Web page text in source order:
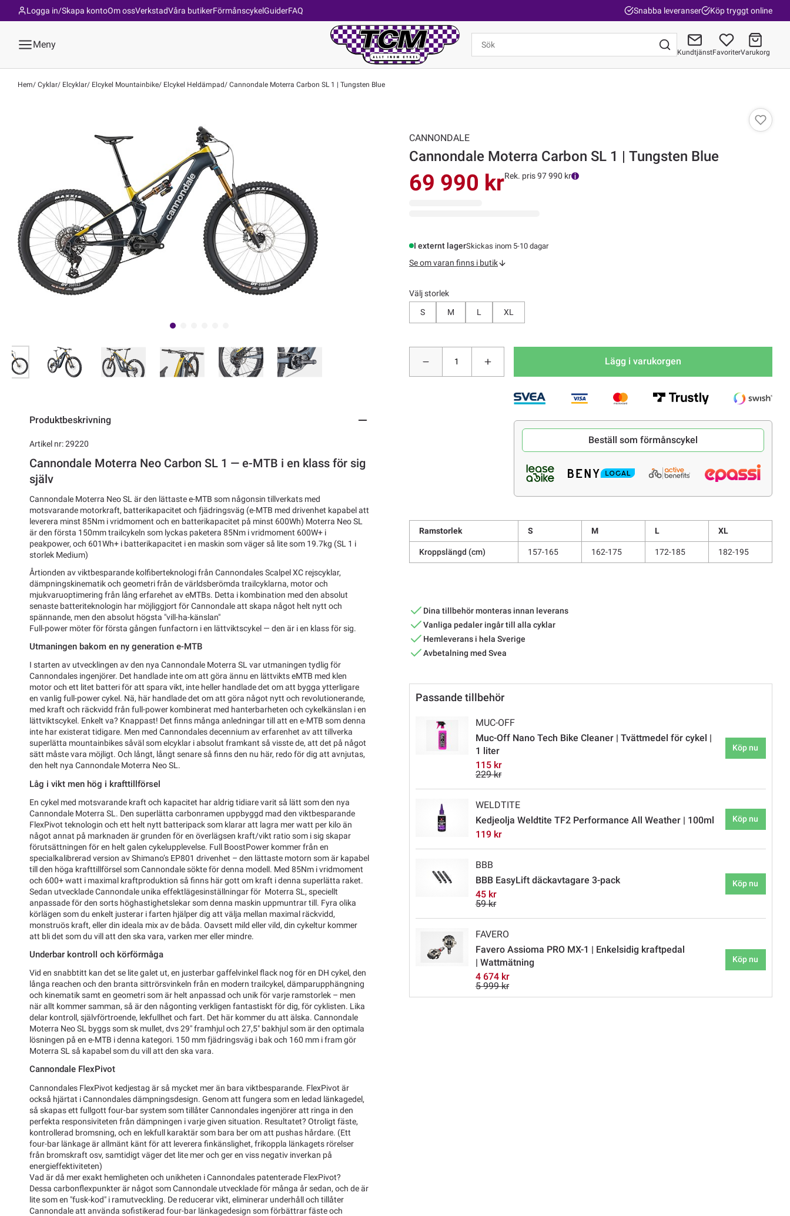
Om ossVerkstadVåra butikerFörmånscykelGuiderFAQ
Logga in/Skapa konto Snabba leveranser Köp tryggt online
Meny
KundtjänstFavoriterVarukorg
Hem Cyklar Elcyklar Elcykel Mountainbike Elcykel Heldämpad Cannondale Moterra Carbon SL 1 | Tungsten Blue
Produktbeskrivning
Artikel nr: 29220
Cannondale Moterra Neo Carbon SL 1 — e-MTB i en klass för sig
själv
Cannondale Moterra Neo SL är den lättaste e-MTB som någonsin tillverkats med
motsvarande motorkraft, batterikapacitet och fjädringsväg (e-MTB med drivenhet kapabel att
leverera minst 85Nm i vridmoment och en batterikapacitet på minst 600Wh) Moterra Neo SL
är den första 150mm trailcykeln som lyckas paketera 85Nm i vridmoment 600W+ i
peakpower, och 601Wh+ i batterikapacitet i en maskin som väger så lite som 19.7kg (SL 1 i
storlek Medium)
Årtionden av viktbesparande kolfiberteknologi från Cannondales Scalpel XC rejscyklar,
dämpningskinematik och geometri från de världsberömda trailcyklarna, motor och
mjukvaruoptimering från lång erfarehet av eMTBs. Detta i kombination med den absolut
senaste batteriteknologin har möjliggjort för Cannondale att skapa något helt nytt och
spännande, men den absolut högsta "vill-ha-känslan"
Full-power möter för första gången funfactorn i en lättviktscykel — den är i en klass för sig.
Utmaningen bakom en ny generation e-MTB
I starten av utvecklingen av den nya Cannondale Moterra SL var utmaningen tydlig för
Cannondales ingenjörer. Det handlade inte om att göra ännu en lättvikts eMTB med klen
motor och ett litet batteri för att spara vikt, inte heller handlade det om att bygga ytterligare
en vanlig full-power cykel. Nä, här handlade det om att göra något nytt och revolutionerande,
med kraft och räckvidd från full-power kombinerat med hanterbarheten och cykelkänslan i en
lättviktscykel. Enkelt va? Knappast! Det finns många anledningar till att en e-MTB som denna
inte har existerat tidigare. Men med Cannondales decennium av erfarenhet av att tillverka
superlätta mountainbikes såväl som elcyklar i absolut framkant så visste de, att det på något
sätt måste vara möjligt. Och långt, långt senare så finns den nu här, redo för dig att avnjutas,
den helt nya Cannondale Moterra Neo SL.
Låg i vikt men hög i krafttillförsel
En cykel med motsvarande kraft och kapacitet har aldrig tidiare varit så lätt som den nya
Cannondale Moterra SL. Den superlätta carbonramen uppbyggd mad den viktbesparande
FlexPivot teknologin och ett helt nytt batteripack som klarar att lagra mer watt per kilo än
något annat på marknaden är grunden för en överlägsen kraft/vikt ratio som i sig skapar
förutsättningen för en helt galen cykelupplevelse. Full BoostPower kommer från en
specialkalibrerad version av Shimano’s EP801 drivenhet – den lättaste motorn som är kapabel
till den höga krafttillförsel som Cannondale sökte för denna modell. Med 85Nm i vridmoment
och 600+ watt i maximal kraftproduktion så finns här gott om kraft i denna superlätta raket.
Sedan utvecklade Cannondale unika effektlägesinställningar för Moterra SL, speciellt
anpassade för den sorts höghastighetslekar som denna maskin uppmuntrar till. Fyra olika
körlägen som du enkelt justerar i farten hjälper dig att välja mellan maximal räckvidd,
monstruös kraft, eller din ideala mix av de båda. Oavsett mild eller vild, din cykeltur kommer
att bli det som du vill att den ska vara, varken mer eller mindre.
Underbar kontroll och körförmåga
Vid en snabbtitt kan det se lite galet ut, en justerbar gaffelvinkel flack nog för en DH cykel, den
långa reachen och den branta sittrörsvinkeln från en modern trailcykel, dämparupphängning
och kinematik samt en geometri som är helt anpassad och unik för varje ramstorlek – men
när allt kommer samman, så är den någonting verkligen fantastiskt för dig, för cyklisten. Lika
delar kontroll, självförtroende, lekfullhet och fart. Det här kommer du att älska. Cannondale
Moterra Neo SL byggs som sk mullet, dvs 29" framhjul och 27,5" bakhjul som är den optimala
lösningen på en e-MTB i denna kategori. 150 mm fjädringsväg i bak och 160 mm i fram gör
Moterra SL så kapabel som du vill att den ska vara.
Cannondale FlexPivot
Cannondales FlexPivot kedjestag är så mycket mer än bara viktbesparande. FlexPivot är
också hjärtat i Cannondales dämpningsdesign. Genom att fungera som en ledad länkagedel,
så skapas ett fullgott four-bar system som tillåter Cannondales ingenjörer att ringa in den
perfekta responsiviteten från dämpningen i varje given situation. Resultatet? Otroligt fäste,
kontrollerad bromsning, och en lekfull karaktär som bara ber om att pushas hårdare. (Ett
four-bar länkage är allmänt känt för att leverera finkänslighet, frikoppla länkagets rörelser
från bromskraft osv, samtidigt väger det lite mer och ger en viss negativ inverkan på
energieffektiviteten)
Vad är då mer exakt hemligheten och unikheten i Cannondales patenterade FlexPivot?
Dessa carbonflexpunkter är något som Cannondale utvecklade för många år sedan, och de är
lite som en "fusk-kod" i ramutveckling. De reducerar vikt, eliminerar underhåll och tillåter
Cannondale att använda sofistikerad four-bar länkagedesign som förbättrar fäste och
CANNONDALE
Cannondale Moterra Carbon SL 1 | Tungsten Blue
69 990 krRek. pris 97 990 kr
I externt lagerSkickas inom 5-10 dagar
Se om varan finns i butik
Välj storlek
S
M L XL
Lägg i varukorgen
Beställ som förmånscykel
Ramstorlek S M L XL
Kroppslängd (cm) 157-165 162-175 172-185 182-195
Dina tillbehör monteras innan leverans
Vanliga pedaler ingår till alla cyklar
Hemleverans i hela Sverige
Avbetalning med Svea
Passande tillbehör
MUC-OFF
Muc-Off Nano Tech Bike Cleaner | Tvättmedel för cykel |
1 liter
115 kr
229 kr
Köp nu
WELDTITE
Kedjeolja Weldtite TF2 Performance All Weather | 100ml
119 kr
Köp nu
BBB
BBB EasyLift däckavtagare 3-pack
45 kr
59 kr
Köp nu
FAVERO
Favero Assioma PRO MX-1 | Enkelsidig kraftpedal
| Wattmätning
4 674 kr
5 999 kr
Köp nu